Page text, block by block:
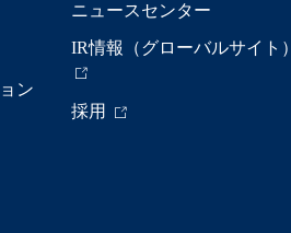
ン
ニュースセンター
IR情報（グローバルサイト）
採用